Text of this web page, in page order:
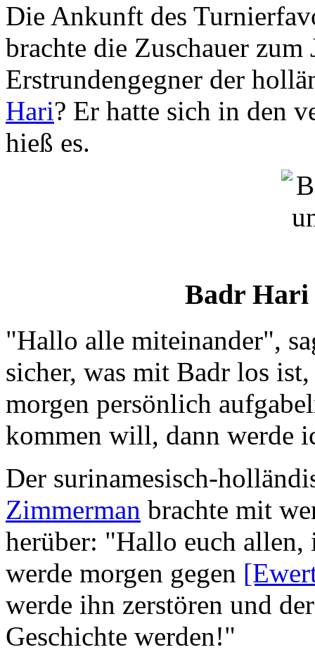
Die Ankunft des
brachte die Zuschauer
Erstrundengegner der
Hari? Er hatte sich in den
hieß es.
Badr Hari
"Hallo alle miteinander",
sicher, was mit Badr los
morgen persönlich
kommen will, dann werde
Der surinamesisch-
Zimmerman brachte mit
herüber: "Hallo euch
werde morgen gegen
werde ihn zerstören und
Geschichte werden!"